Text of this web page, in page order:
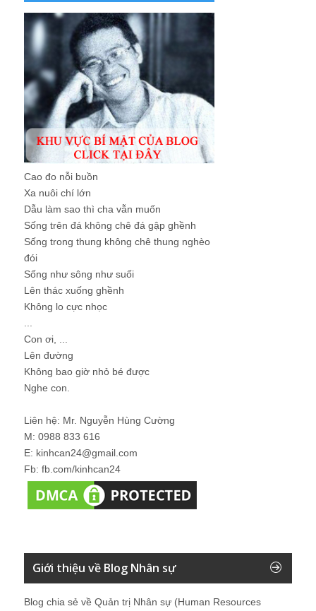
Cao đo nỗi buồn
Xa nuôi chí lớn
Dẫu làm sao thì cha vẫn muốn
Sống trên đá không chê đá gập ghềnh
Sống trong thung không chê thung nghèo
đói
Sống như sông như suối
Lên thác xuống ghềnh
Không lo cực nhọc
Con ơi, ...
Lên đường
Không bao giờ nhỏ bé được
Nghe con.
Liên hệ: Mr. Nguyễn Hùng Cường
M: 0988 833 616
E: kinhcan24@gmail.com
Fb: fb.com/kinhcan24
Giới thiệu về Blog Nhân sự
Blog chia sẻ về Quản trị Nhân sự (Human Resources